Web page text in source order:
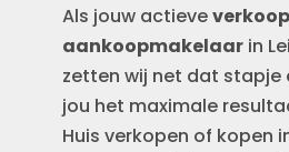
Als jouw actieve
aankoopmakelaar in
zetten wij net dat stapje
jou het maximale
Huis verkopen of kopen